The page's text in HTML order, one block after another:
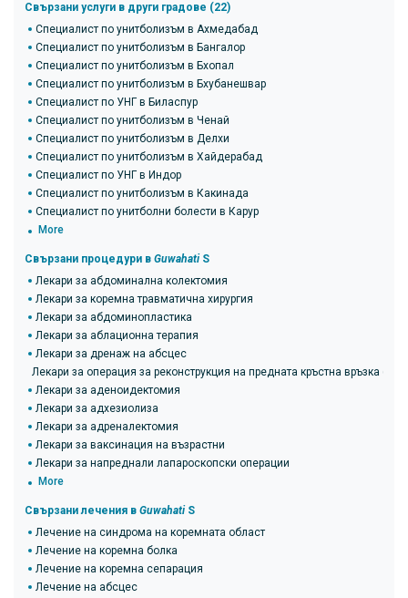
Свързани услуги в други градове (22)
Специалист по унитболизъм в Ахмедабад
Специалист по унитболизъм в Бангалор
Специалист по унитболизъм в Бхопал
Специалист по унитболизъм в Бхубанешвар
Специалист по УНГ в Биласпур
Специалист по унитболизъм в Ченай
Специалист по унитболизъм в Делхи
Специалист по унитболизъм в Хайдерабад
Специалист по УНГ в Индор
Специалист по унитболизъм в Какинада
Специалист по унитболни болести в Карур
More
Свързани процедури в Guwahati S
Лекари за абдоминална колектомия
Лекари за коремна травматична хирургия
Лекари за абдоминопластика
Лекари за аблационна терапия
Лекари за дренаж на абсцес
Лекари за операция за реконструкция на предната кръстна връзка
Лекари за аденоидектомия
Лекари за адхезиолиза
Лекари за адреналектомия
Лекари за ваксинация на възрастни
Лекари за напреднали лапароскопски операции
More
Свързани лечения в Guwahati S
Лечение на синдрома на коремната област
Лечение на коремна болка
Лечение на коремна сепарация
Лечение на абсцес